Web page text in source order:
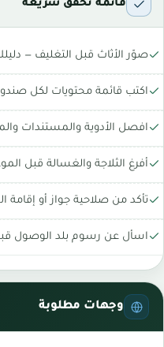
قائمة تحقق سريعة
صوّر الأثاث قبل التغليف —
اكتب قائمة محتويات لكل
افصل الأدوية والمستندات
أفرغ الثلاجة والغسالة قبل
تأكد من صلاحية جواز أو
اسأل عن رسوم بلد الوصول
وجهات مطلوبة